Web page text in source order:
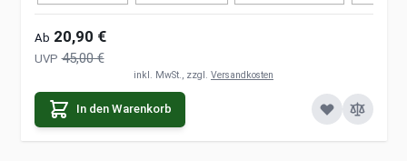
Ab 20,90 €
UVP 45,00 €
inkl. MwSt., zzgl. Versandkosten
In den Warenkorb